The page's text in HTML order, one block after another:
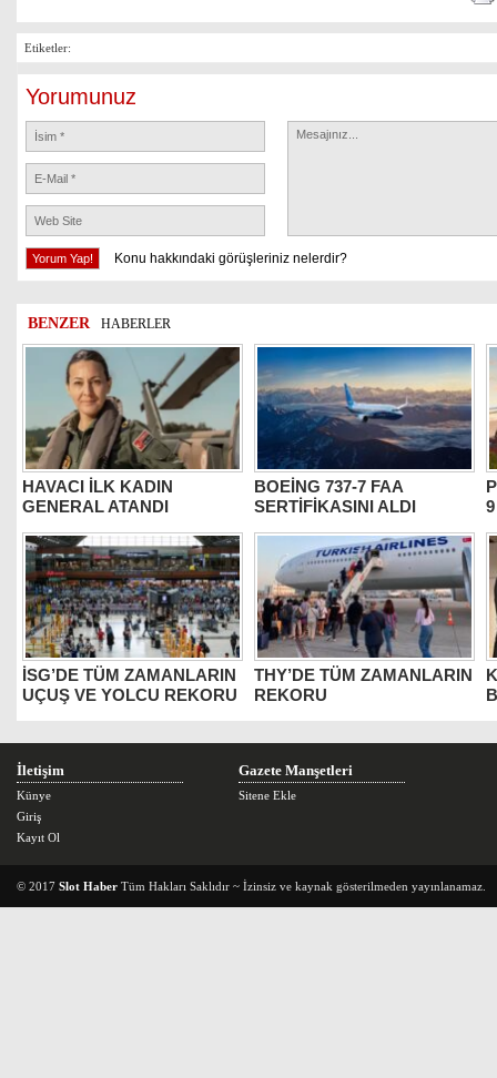
Etiketler:
Yorumunuz
Konu hakkındaki görüşleriniz nelerdir?
BENZER HABERLER
HAVACI İLK KADIN
GENERAL ATANDI
BOEİNG 737-7 FAA
SERTİFİKASINI ALDI
İSG’DE TÜM ZAMANLARIN
UÇUŞ VE YOLCU REKORU
THY’DE TÜM ZAMANLARIN
REKORU
İletişim
Künye
Giriş
Kayıt Ol
Gazete Manşetleri
Sitene Ekle
© 2017 Slot Haber Tüm Hakları Saklıdır ~ İzinsiz ve kaynak gösterilmeden yayınlanamaz.